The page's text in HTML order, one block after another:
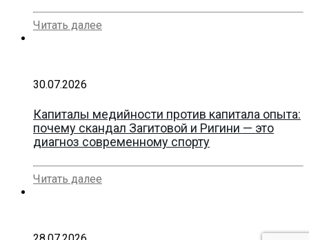
Читать далее
30.07.2026
Капиталы медийности против капитала опыта:
почему скандал Загитовой и Ригини — это
диагноз современному спорту
Читать далее